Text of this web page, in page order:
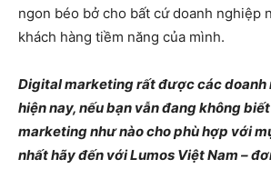
ngon béo bở cho bất cứ doanh nghiệp
khách hàng tiềm năng của mình.
Digital marketing rất được các doanh
hiện nay, nếu bạn vẫn đang không
marketing như nào cho phù hợp với
nhất hãy đến với Lumos Việt Nam –